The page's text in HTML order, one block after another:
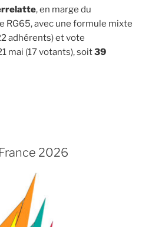
, en marge du
RG65, avec une formule mixte
adhérents) et vote
mai (17 votants), soit39
2026